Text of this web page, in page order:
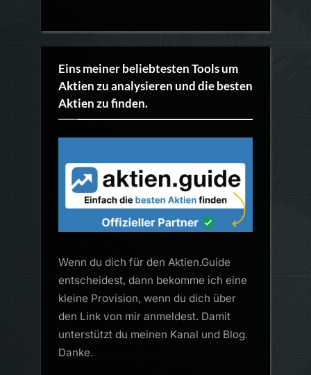
Eins meiner beliebtesten Tools um
Aktien zu analysieren und die besten
Aktien zu finden.
Wenn du dich für den Aktien.Guide
entscheidest, dann bekomme ich eine
kleine Provision, wenn du dich über
den Link von mir anmeldest. Damit
unterstützt du meinen Kanal und Blog.
Danke.